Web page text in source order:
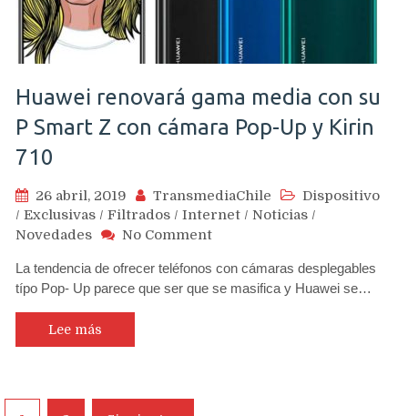
Huawei renovará gama media con su
P Smart Z con cámara Pop-Up y Kirin
710
26 abril, 2019 TransmediaChile
Dispositivo
/ Exclusivas / Filtrados / Internet / Noticias /
Novedades
No Commenton
renovará
gama
La tendencia de ofrecer teléfonos con cámaras desplegables
típo Pop- Up parece que ser que se masifica y Huawei se…
Lee más